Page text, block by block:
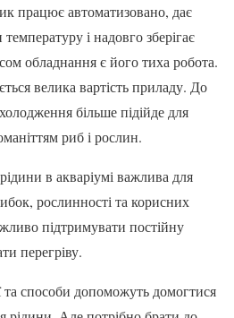
працює автоматизовано, дає
і надовго зберігає
обладнання є його тиха робота.
велика вартість приладу. До
більше підійде для
риб і рослин.
в акваріумі важлива для
рослинності та корисних
підтримувати постійну
перегріву.
та способи допоможуть домогтися